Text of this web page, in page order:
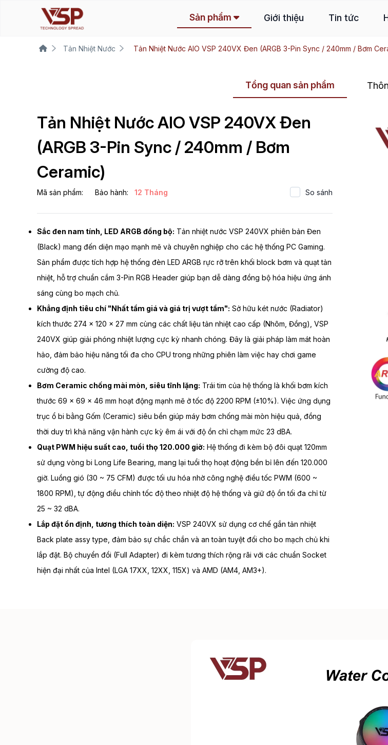
Sản phẩm Giới thiệu Tin tức
Tản Nhiệt Nước Tản Nhiệt Nước AIO VSP 240VX Đen (ARGB 3-Pin Sync / 240mm / Bơm
Tổng quan sản phẩm
Tản Nhiệt Nước AIO VSP 240VX Đen
(ARGB 3-Pin Sync / 240mm / Bơm
Ceramic)
Mã sản phẩm: Bảo hành: 12 Tháng So sánh
Sắc đen nam tính, LED ARGB đồng bộ: Tản nhiệt nước VSP 240VX phiên bản Đen
(Black) mang đến diện mạo mạnh mẽ và chuyên nghiệp cho các hệ thống PC Gaming.
Sản phẩm được tích hợp hệ thống đèn LED ARGB rực rỡ trên khối block bơm và quạt tản
nhiệt, hỗ trợ chuẩn cắm 3-Pin RGB Header giúp bạn dễ dàng đồng bộ hóa hiệu ứng ánh
sáng cùng bo mạch chủ.
Khẳng định tiêu chí "Nhất tầm giá và giá trị vượt tầm": Sở hữu két nước (Radiator)
kích thước 274 x 120 x 27 mm cùng các chất liệu tản nhiệt cao cấp (Nhôm, Đồng), VSP
240VX giúp giải phóng nhiệt lượng cực kỳ nhanh chóng. Đây là giải pháp làm mát hoàn
hảo, đảm bảo hiệu năng tối đa cho CPU trong những phiên làm việc hay chơi game
cường độ cao.
Bơm Ceramic chống mài mòn, siêu tĩnh lặng: Trái tim của hệ thống là khối bơm kích
thước 69 x 69 x 46 mm hoạt động mạnh mẽ ở tốc độ 2200 RPM (±10%). Việc ứng dụng
trục ổ bi bằng Gốm (Ceramic) siêu bền giúp máy bơm chống mài mòn hiệu quả, đồng
thời duy trì khả năng vận hành cực kỳ êm ái với độ ồn chỉ chạm mức 23 dBA.
Quạt PWM hiệu suất cao, tuổi thọ 120.000 giờ: Hệ thống đi kèm bộ đôi quạt 120mm
sử dụng vòng bi Long Life Bearing, mang lại tuổi thọ hoạt động bền bỉ lên đến 120.000
giờ. Luồng gió (30 ~ 75 CFM) được tối ưu hóa nhờ công nghệ điều tốc PWM (600 ~
1800 RPM), tự động điều chỉnh tốc độ theo nhiệt độ hệ thống và giữ độ ồn tối đa chỉ từ
25 ~ 32 dBA.
Lắp đặt ổn định, tương thích toàn diện: VSP 240VX sử dụng cơ chế gắn tản nhiệt
Back plate assy type, đảm bảo sự chắc chắn và an toàn tuyệt đối cho bo mạch chủ khi
lắp đặt. Bộ chuyển đổi (Full Adapter) đi kèm tương thích rộng rãi với các chuẩn Socket
hiện đại nhất của Intel (LGA 17XX, 12XX, 115X) và AMD (AM4, AM3+).